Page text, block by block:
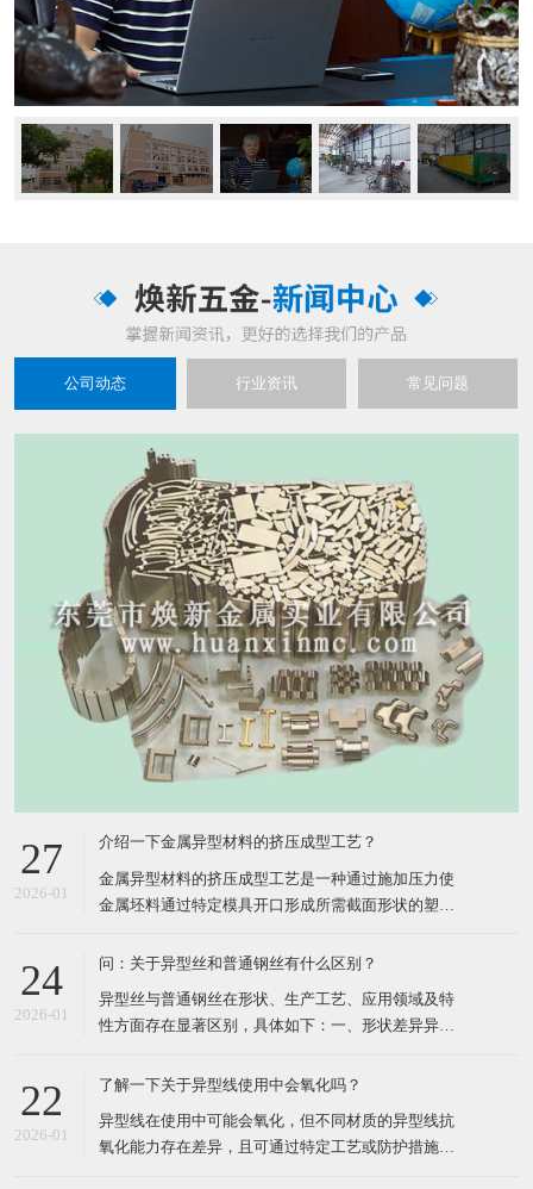
公司动态 行业资讯 常见问题
27
2026-01
介绍一下金属异型材料的挤压成型工艺？
​金属异型材料的挤压成型工艺是一种通过施加压力使
金属坯料通过特定模具开口形成所需截面形状的塑性
塑性，实现复杂断面的高效成形。以下从工艺原理、
详细介绍：​一、工艺原理挤压成型工艺的核心在于将
金属坯料置于挤压筒内
24
2026-01
问：关于异型丝和普通钢丝有什么区别？
​异型丝与普通钢丝在形状、生产工艺、应用领域及特
性方面存在显著区别，具体如下：​一、形状差异异型
形、三角形、三叶形、Y形、中空形等规则或复杂形
向、吸湿排汗等。普通钢丝横截面为标准圆形，形状
单一，无特殊功能设计。二
22
2026-01
了解一下关于异型线使用中会氧化吗？
​异型线在使用中可能会氧化，但不同材质的异型线抗
氧化能力存在差异，且可通过特定工艺或防护措施减